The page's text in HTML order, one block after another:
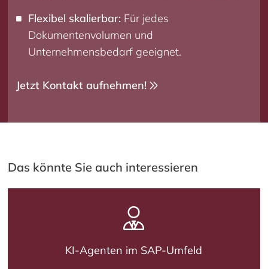
Flexibel skalierbar: Für jedes
Dokumentenvolumen und
Unternehmensbedarf geeignet.
Jetzt Kontakt aufnehmen!
Das könnte Sie auch interessieren
KI-Agenten im SAP-Umfeld